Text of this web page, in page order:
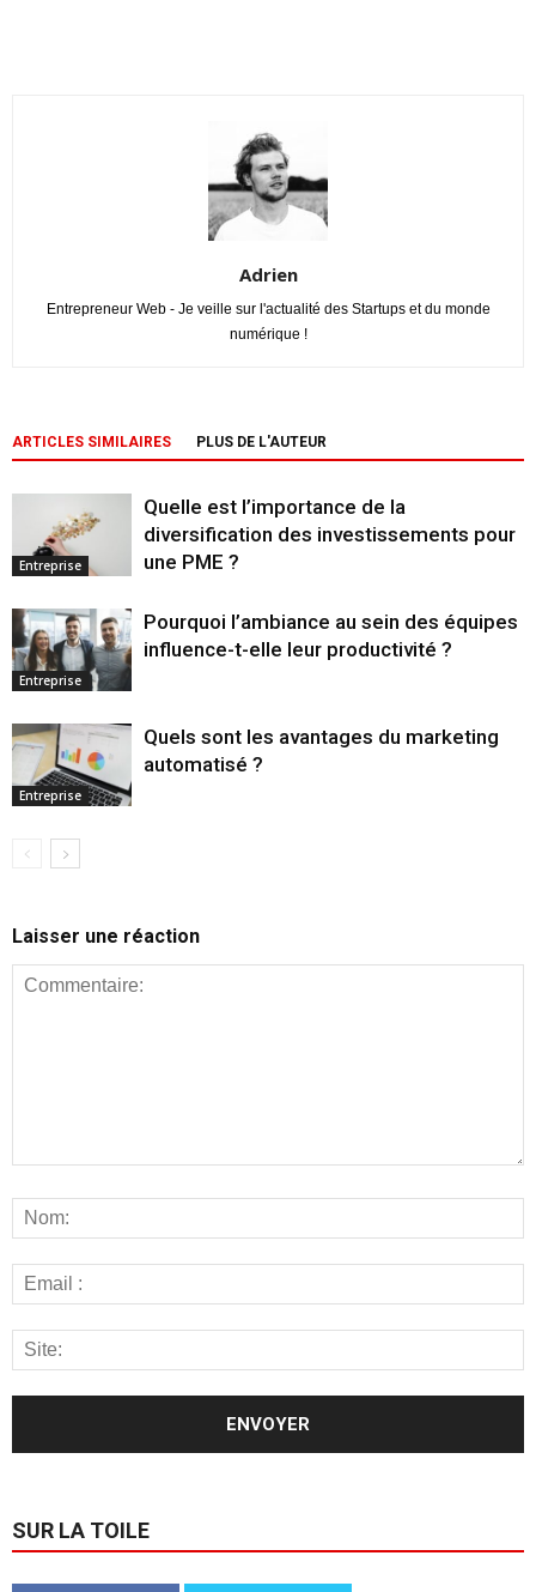
Adrien
Entrepreneur Web - Je veille sur l'actualité des Startups et du monde
numérique !
ARTICLES SIMILAIRES PLUS DE L'AUTEUR
Entreprise
Quelle est l’importance de la
diversification des investissements pour
une PME ?
Entreprise
Pourquoi l’ambiance au sein des équipes
influence-t-elle leur productivité ?
Entreprise
Quels sont les avantages du marketing
automatisé ?
Laisser une réaction
SUR LA TOILE